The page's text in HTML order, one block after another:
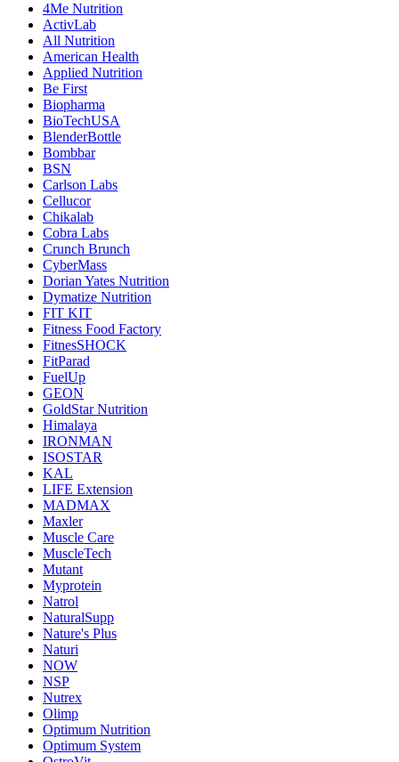
4Me Nutrition
ActivLab
All Nutrition
American Health
Applied Nutrition
Be First
Biopharma
BioTechUSA
BlenderBottle
Bombbar
BSN
Carlson Labs
Cellucor
Chikalab
Cobra Labs
Crunch Brunch
CyberMass
Dorian Yates Nutrition
Dymatize Nutrition
FIT KIT
Fitness Food Factory
FitnesSHOCK
FitParad
FuelUp
GEON
GoldStar Nutrition
Himalaya
IRONMAN
ISOSTAR
KAL
LIFE Extension
MADMAX
Maxler
Muscle Care
MuscleTech
Mutant
Myprotein
Natrol
NaturalSupp
Nature's Plus
Naturi
NOW
NSP
Nutrex
Olimp
Optimum Nutrition
Optimum System